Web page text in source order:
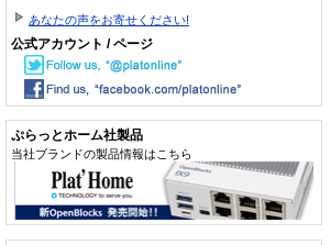
あなたの声をお寄せください!
公式アカウント / ページ
ぷらっとホーム社製品
当社ブランドの製品情報はこちら